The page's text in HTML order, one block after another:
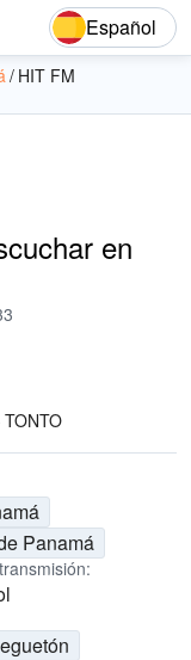
Español
HIT FM
en
TONTO
Panamá